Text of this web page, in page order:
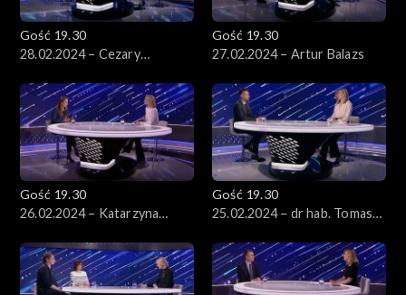
Gość 19.30
28.02.2024 – Cezary
Gość 19.30
27.02.2024 – Artur Balazs
Gość 19.30
26.02.2024 – Katarzyna
Gość 19.30
25.02.2024 – dr hab. Tomasz